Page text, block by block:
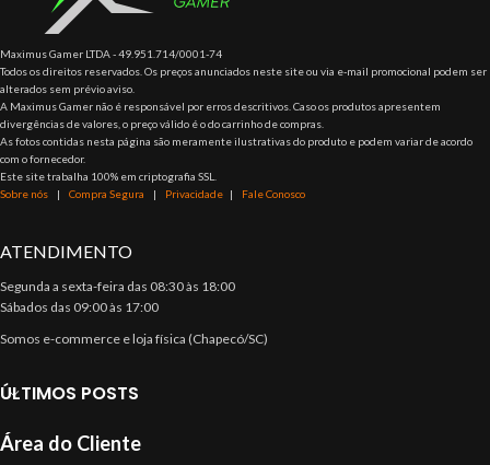
Maximus Gamer LTDA - 49.951.714/0001-74
Todos os direitos reservados. Os preços anunciados neste site ou via e-mail promocional podem ser
alterados sem prévio aviso.
A Maximus Gamer não é responsável por erros descritivos. Caso os produtos apresentem
divergências de valores, o preço válido é o do carrinho de compras.
As fotos contidas nesta página são meramente ilustrativas do produto e podem variar de acordo
com o fornecedor.
Este site trabalha 100% em criptografia SSL.
Sobre nós | Compra Segura | Privacidade | Fale Conosco
ATENDIMENTO
Segunda a sexta-feira das 08:30 às 18:00
Sábados das 09:00 às 17:00
Somos e-commerce e loja física (Chapecó/SC)
ÚLTIMOS POSTS
Área do Cliente